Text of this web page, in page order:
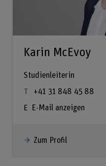
Karin McEvoy
Studienleiterin
+41 31 848 45 88
E-Mail anzeigen
Zum Profil